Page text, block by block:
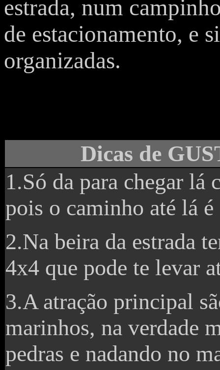
estrada, num
de estacionamento, e
organizadas.
Dicas de
1.Só da para chegar lá
pois o caminho até lá é
2.Na beira da estrada
4x4 que pode te levar
3.A atração principal
marinhos, na verdade
pedras e nadando no